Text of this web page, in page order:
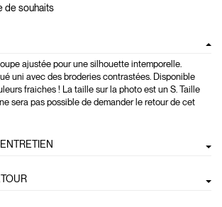
de souhaits
ajustée pour une silhouette intemporelle.
uni avec des broderies contrastées. Disponible
fraiches ! La taille sur la photo est un S. Taille
sera pas possible de demander le retour de cet